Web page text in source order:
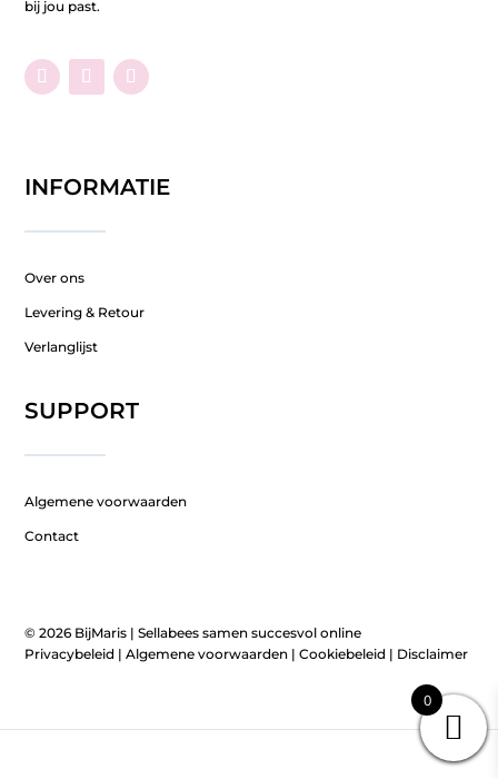
bij jou past.
INFORMATIE
Over ons
Levering & Retour
Verlanglijst
SUPPORT
Algemene voorwaarden
Contact
© 2026 BijMaris |Sellabees samen succesvol online
Privacybeleid |Algemene voorwaarden |Cookiebeleid | Disclaimer
0